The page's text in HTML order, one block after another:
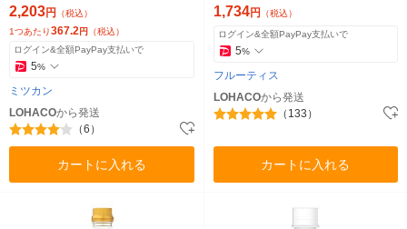
2,203円 （税込）
1つあたり367.2円 （税込）
ログイン&全額PayPay支払いで
5%
ミツカン
LOHACOから発送
（6）
カートに入れる
う＆ベリーミックス）1000ml 6
倍濃縮
1,734円 （税込）
ログイン&全額PayPay支払いで
5%
フルーティス
LOHACOから発送
（133）
カートに入れる